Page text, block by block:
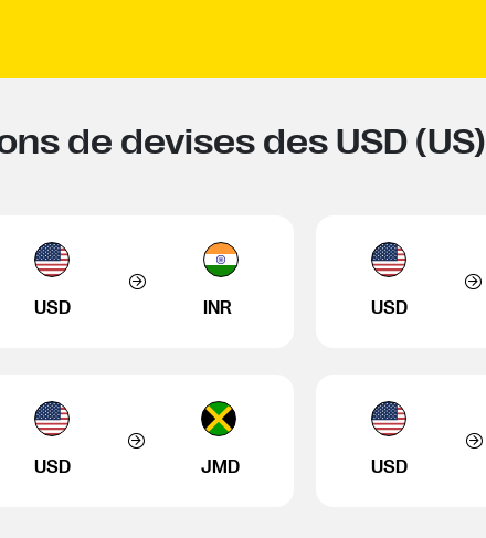
de devises des USD (US)
USD INR USD
USD JMD USD